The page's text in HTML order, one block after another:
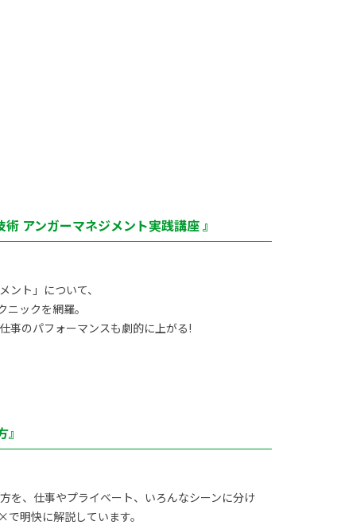
アンガーマネジメント実践講座 』
ト」について、
ックを網羅。
事のパフォーマンスも劇的に上がる!
を、仕事やプライベート、いろんなシーンに分け
明快に解説しています。